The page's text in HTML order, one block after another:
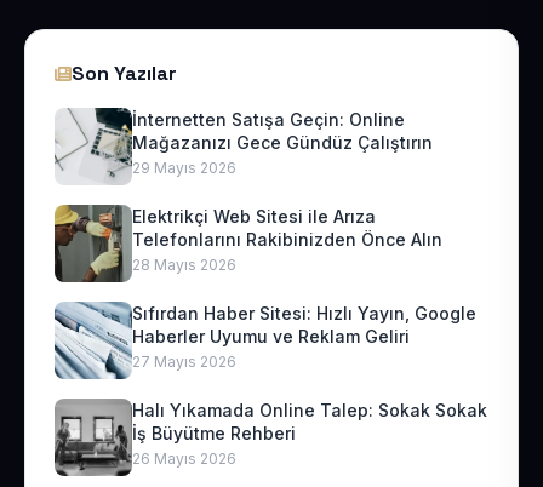
Son Yazılar
İnternetten Satışa Geçin: Online
Mağazanızı Gece Gündüz Çalıştırın
29 Mayıs 2026
Elektrikçi Web Sitesi ile Arıza
Telefonlarını Rakibinizden Önce Alın
28 Mayıs 2026
Sıfırdan Haber Sitesi: Hızlı Yayın, Google
Haberler Uyumu ve Reklam Geliri
27 Mayıs 2026
Halı Yıkamada Online Talep: Sokak Sokak
İş Büyütme Rehberi
26 Mayıs 2026